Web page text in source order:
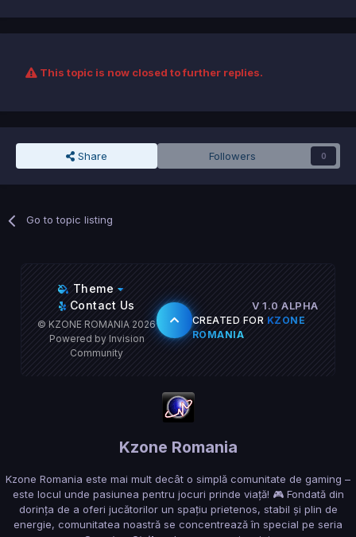
This topic is now closed to further replies.
Share Followers 0
Go to topic listing
Theme
Contact Us
© KZONE ROMANIA 2026
Powered by Invision
Community
V 1.0 ALPHA
CREATED FOR KZONE
ROMANIA
Kzone Romania
Kzone Romania este mai mult decât o simplă comunitate de gaming –
este locul unde pasiunea pentru jocuri prinde viață! 🎮 Fondată din
dorința de a oferi jucătorilor un spațiu prietenos, stabil și plin de
energie, comunitatea noastră se concentrează în special pe seria